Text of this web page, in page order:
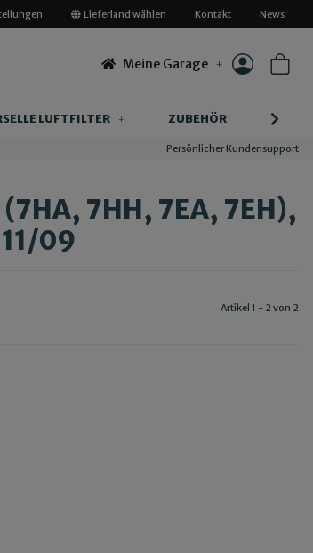
Lieferland wählen Kontakt News
Meine Garage
LUFTFILTER ZUBEHÖR
Persönlicher Kundensupport
(7HA, 7HH, 7EA, 7EH),
09
Artikel 1 - 2 von 2